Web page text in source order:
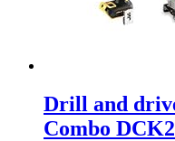
Drill and
Combo